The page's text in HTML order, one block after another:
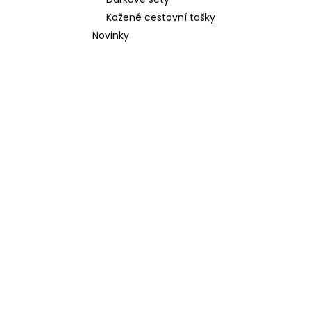
Kožené cestovní tašky
Novinky